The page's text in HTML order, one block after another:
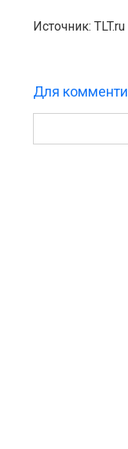
Источник: TLT.ru
Для